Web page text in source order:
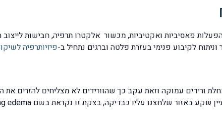
פאסיביות ואקטיביות, מכשור אלקטרו תרפיה, חבישות לייצוב
לקיבוע פנימי בעזרת פלטה וברגים נתחיל ב-פיזיותרפיה
ורידים עמוקה וזאת עקב כך שהוורידים לא מצליחים להזרים את